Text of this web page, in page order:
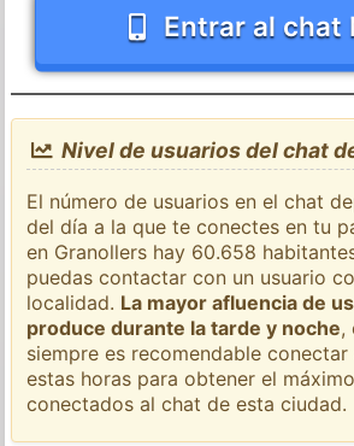
Entrar al chat
Nivel de usuarios del chat
El número de usuarios en el chat
del día a la que te conectes en tu
en Granollers hay 60.658
puedas contactar con un usuario
localidad. La mayor afluencia de
produce durante la tarde y noche,
siempre es recomendable
estas horas para obtener el
conectados al chat de esta ciudad.